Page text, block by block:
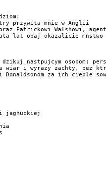
przywita mnie w Anglii
Patrickowi Walshowi,
lat obaj okazalicie mnstwo
dzikuj nastpujcym osobom:
wiar i wyrazy zachty, bez
Donaldsonom za ich
jaghuckiej